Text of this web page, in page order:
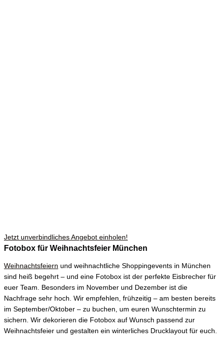
Jetzt unverbindliches Angebot einholen!
Fotobox für Weihnachtsfeier München
Weihnachtsfeiern und weihnachtliche Shoppingevents in München
sind heiß begehrt – und eine Fotobox ist der perfekte Eisbrecher für
euer Team. Besonders im November und Dezember ist die
Nachfrage sehr hoch. Wir empfehlen, frühzeitig – am besten bereits
im September/Oktober – zu buchen, um euren Wunschtermin zu
sichern. Wir dekorieren die Fotobox auf Wunsch passend zur
Weihnachtsfeier und gestalten ein winterliches Drucklayout für euch.